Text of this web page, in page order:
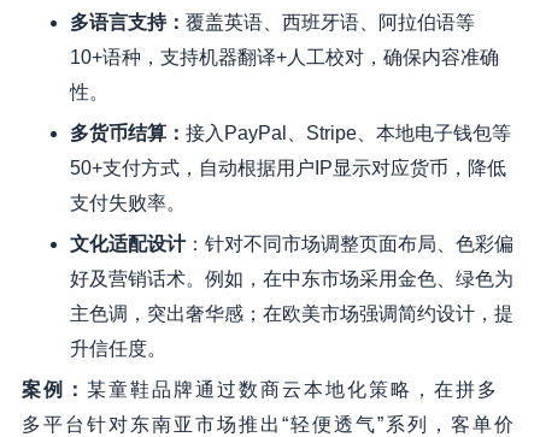
多语言支持： 覆盖英语、西班牙语、阿拉伯语等
10+语种，支持机器翻译+人工校对，确保内容准确
性。
多货币结算： 接入PayPal、Stripe、本地电子钱包等
50+支付方式，自动根据用户IP显示对应货币，降低
支付失败率。
文化适配设计：针对不同市场调整页面布局、色彩偏
好及营销话术。例如，在中东市场采用金色、绿色为
主色调，突出奢华感；在欧美市场强调简约设计，提
升信任度。
案例 ： 某童鞋品牌通过数商云本地化策略，在拼多
多平台针对东南亚市场推出“轻便透气”系列，客单价